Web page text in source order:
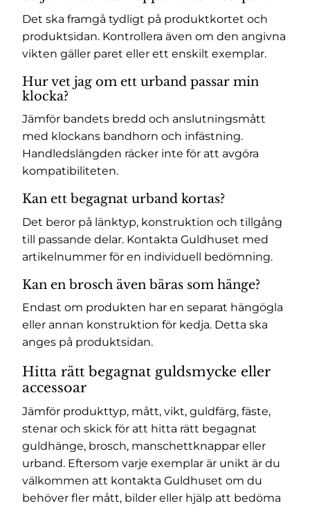
Det ska framgå tydligt på produktkortet och
produktsidan. Kontrollera även om den angivna
vikten gäller paret eller ett enskilt exemplar.
Hur vet jag om ett urband passar min
klocka?
Jämför bandets bredd och anslutningsmått
med klockans bandhorn och infästning.
Handledslängden räcker inte för att avgöra
kompatibiliteten.
Kan ett begagnat urband kortas?
Det beror på länktyp, konstruktion och tillgång
till passande delar. Kontakta Guldhuset med
artikelnummer för en individuell bedömning.
Kan en brosch även bäras som hänge?
Endast om produkten har en separat hängögla
eller annan konstruktion för kedja. Detta ska
anges på produktsidan.
Hitta rätt begagnat guldsmycke eller
accessoar
Jämför produkttyp, mått, vikt, guldfärg, fäste,
stenar och skick för att hitta rätt begagnat
guldhänge, brosch, manschettknappar eller
urband. Eftersom varje exemplar är unikt är du
välkommen att kontakta Guldhuset om du
behöver fler mått, bilder eller hjälp att bedöma